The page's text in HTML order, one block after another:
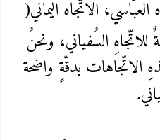
الاتّجاه اليماني)
السُفياني، ونحنُ
بدقّةٍ واضحة
.